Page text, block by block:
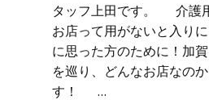
タッフ上田です。 介護
お店って用がないと入り
に思った方のために！加
を巡り、どんなお店なの
す！ …